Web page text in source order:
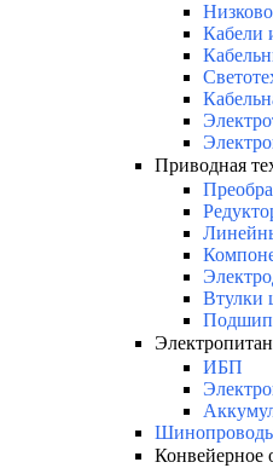
Кабели
Приводная
Втулки
ИБП
Конвейерное